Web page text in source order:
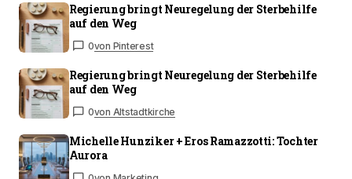
Regierung bringt Neuregelung der Sterbehilfe
auf den Weg
0von Pinterest
Regierung bringt Neuregelung der Sterbehilfe
auf den Weg
0von Altstadtkirche
Michelle Hunziker + Eros Ramazzotti: Tochter
Aurora